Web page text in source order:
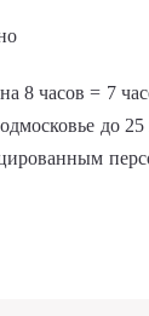
часов = 7
до